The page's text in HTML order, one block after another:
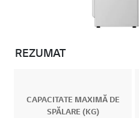
REZUMAT
CAPACITATE MAXIMĂ DE
SPĂLARE (KG)